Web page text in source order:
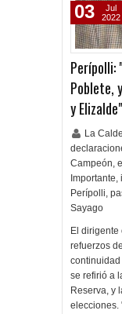
Perípolli:
Poblete,
y Elizalde"
La
Campeón,
Importante,
Perípolli,
Sayago
El
refuerzos
se refirió a
Reserva, y
03
Jul
2022